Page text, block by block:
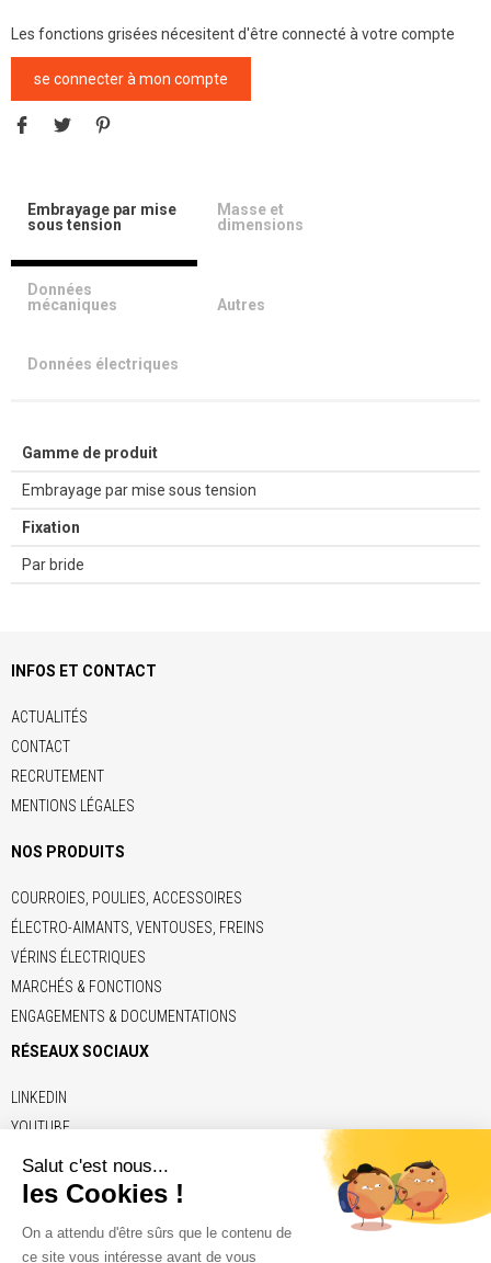
Les fonctions grisées nécesitent d'être connecté à votre compte
se connecter à mon compte
Embrayage par mise
sous tension
Masse et
dimensions
Données
mécaniques
Autres
Données électriques
Gamme de produit
Embrayage par mise sous tension
Fixation
Par bride
INFOS ET CONTACT
ACTUALITÉS
CONTACT
RECRUTEMENT
MENTIONS LÉGALES
NOS PRODUITS
COURROIES, POULIES, ACCESSOIRES
ÉLECTRO-AIMANTS, VENTOUSES, FREINS
VÉRINS ÉLECTRIQUES
MARCHÉS & FONCTIONS
ENGAGEMENTS & DOCUMENTATIONS
RÉSEAUX SOCIAUX
LINKEDIN
YOUTUBE
LIENS
ADE
BRECO